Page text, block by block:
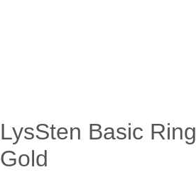
LysSten Basic Ring
Gold